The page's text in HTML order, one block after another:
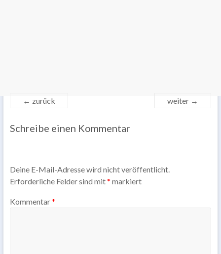
← zurück weiter →
Schreibe einen Kommentar
Deine E-Mail-Adresse wird nicht veröffentlicht.
Erforderliche Felder sind mit* markiert
Kommentar*